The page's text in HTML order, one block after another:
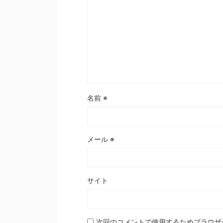
名前 ※
メール ※
サイト